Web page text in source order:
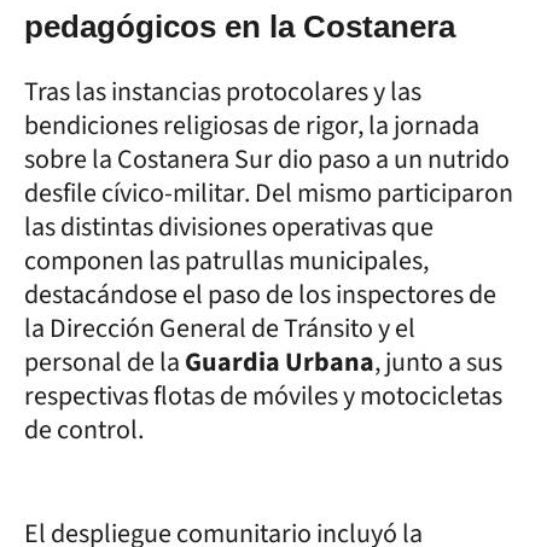
pedagógicos en la Costanera
Tras las instancias protocolares y las
bendiciones religiosas de rigor, la jornada
sobre la Costanera Sur dio paso a un nutrido
desfile cívico-militar. Del mismo participaron
las distintas divisiones operativas que
componen las patrullas municipales,
destacándose el paso de los inspectores de
la Dirección General de Tránsito y el
personal de laGuardia Urbana, junto a sus
respectivas flotas de móviles y motocicletas
de control.
El despliegue comunitario incluyó la